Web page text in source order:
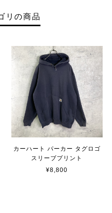
リの商品
カーハート パーカー タグロゴ
スリーブプリント
¥8,800